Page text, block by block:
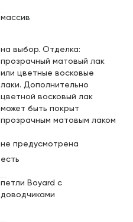
массив
на выбор. Отделка:
прозрачный матовый лак
или цветные восковые
лаки. Дополнительно
цветной восковый лак
может быть покрыт
прозрачным матовым лаком
не предусмотрена
есть
петли Boyard с
доводчиками